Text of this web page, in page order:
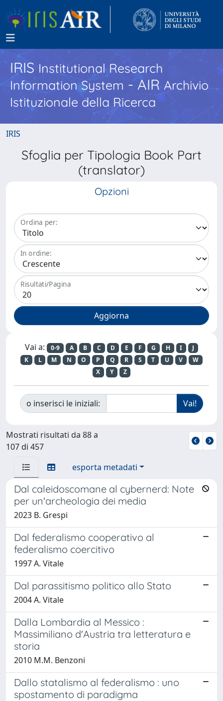
IRISInstitutional Research
Information System - AIR Archivio
Istituzionale della Ricerca
IRIS
Sfoglia per Tipologia Book Part
(translator)
Opzioni
Ordina per:
In ordine:
Risultati/Pagina
Vai a: 0-9 A B C D E F G H I
J
K
L M N O P Q R S T U V
W
X
Y Z
o inserisci le iniziali:
Mostrati risultati da 88 a
107 di 457
esporta metadati
Dal caleidoscomane al cybernerd: Note
per un'archeologia dei media
2023 B. Grespi
Dal federalismo cooperativo al
federalismo coercitivo
1997 A. Vitale
Dal parassitismo politico allo Stato
2004 A. Vitale
Dalla Lombardia al Messico :
Massimiliano d'Austria tra letteratura e
storia
2010 M.M. Benzoni
Dallo statalismo al federalismo : uno
spostamento di paradigma